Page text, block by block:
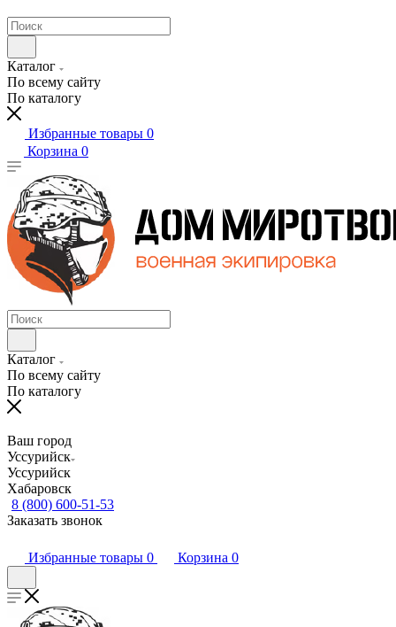
Каталог
По всему сайту
По каталогу
Избранные товары 0
Корзина 0
Каталог
По всему сайту
По каталогу
Ваш город
Уссурийск
Уссурийск
Хабаровск
8 (800) 600-51-53
Заказать звонок
Избранные товары 0 Корзина 0